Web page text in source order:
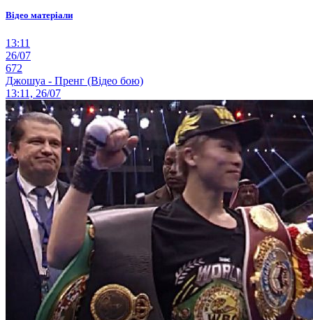
Відео матеріали
13:11
26/07
672
Джошуа - Пренг (Відео бою)
13:11, 26/07